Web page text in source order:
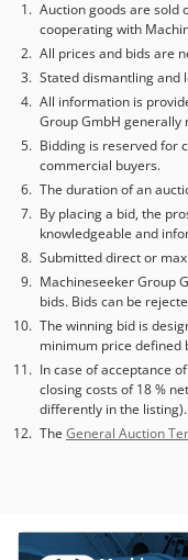
Auction goods are sold
cooperating with
All prices and bids are
Stated dismantling and
All information is
Group GmbH generally
Bidding is reserved for
commercial buyers.
The duration of an
By placing a bid, the
knowledgeable and
Submitted direct or
Machineseeker Group
bids. Bids can be
The winning bid is
minimum price defined
In case of acceptance
closing costs of 18 %
differently in the listing).
The General Auction